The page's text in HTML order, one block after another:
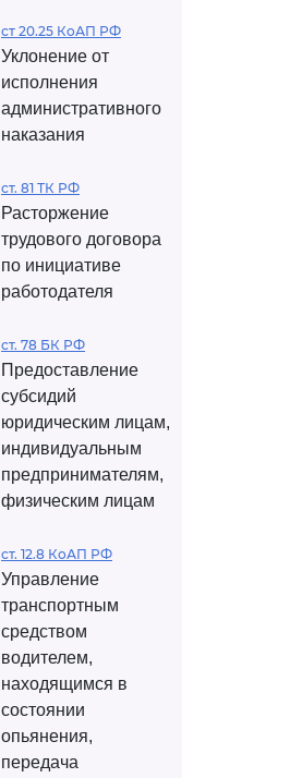
ст 20.25 КоАП РФ
Уклонение от
исполнения
административного
наказания
ст. 81 ТК РФ
Расторжение
трудового договора
по инициативе
работодателя
ст. 78 БК РФ
Предоставление
субсидий
юридическим лицам,
индивидуальным
предпринимателям,
физическим лицам
ст. 12.8 КоАП РФ
Управление
транспортным
средством
водителем,
находящимся в
состоянии
опьянения,
передача